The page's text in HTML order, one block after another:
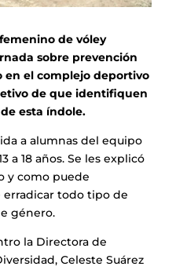
de vóley
sobre prevención
en el complejo deportivo
de que identifiquen
esta índole.
a alumnas del equipo
a 18 años. Se les explicó
y como puede
todo tipo de
género.
la Directora de
Celeste Suárez